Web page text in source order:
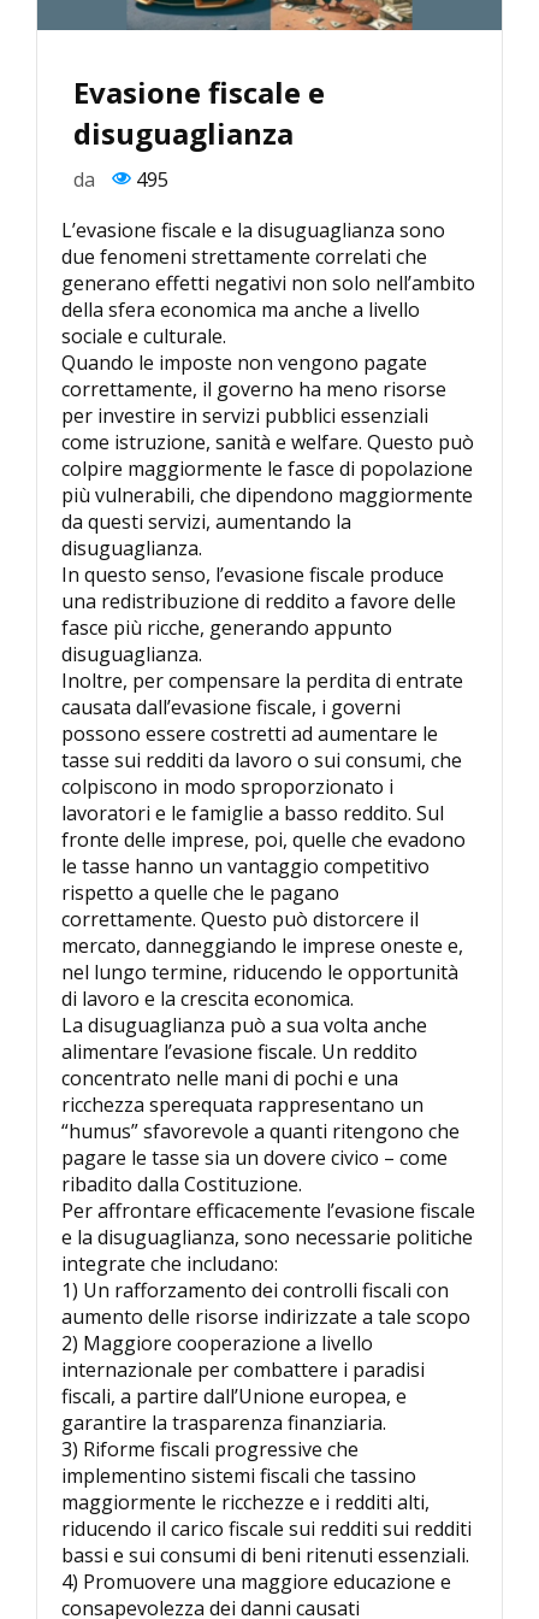
Evasione fiscale e
disuguaglianza
da
495
L’evasione fiscale e la disuguaglianza sono
due fenomeni strettamente correlati che
generano effetti negativi non solo nell’ambito
della sfera economica ma anche a livello
sociale e culturale.
Quando le imposte non vengono pagate
correttamente, il governo ha meno risorse
per investire in servizi pubblici essenziali
come istruzione, sanità e welfare. Questo può
colpire maggiormente le fasce di popolazione
più vulnerabili, che dipendono maggiormente
da questi servizi, aumentando la
disuguaglianza.
In questo senso, l’evasione fiscale produce
una redistribuzione di reddito a favore delle
fasce più ricche, generando appunto
disuguaglianza.
Inoltre, per compensare la perdita di entrate
causata dall’evasione fiscale, i governi
possono essere costretti ad aumentare le
tasse sui redditi da lavoro o sui consumi, che
colpiscono in modo sproporzionato i
lavoratori e le famiglie a basso reddito. Sul
fronte delle imprese, poi, quelle che evadono
le tasse hanno un vantaggio competitivo
rispetto a quelle che le pagano
correttamente. Questo può distorcere il
mercato, danneggiando le imprese oneste e,
nel lungo termine, riducendo le opportunità
di lavoro e la crescita economica.
La disuguaglianza può a sua volta anche
alimentare l’evasione fiscale. Un reddito
concentrato nelle mani di pochi e una
ricchezza sperequata rappresentano un
“humus” sfavorevole a quanti ritengono che
pagare le tasse sia un dovere civico – come
ribadito dalla Costituzione.
Per affrontare efficacemente l’evasione fiscale
e la disuguaglianza, sono necessarie politiche
integrate che includano:
1) Un rafforzamento dei controlli fiscali con
aumento delle risorse indirizzate a tale scopo
2) Maggiore cooperazione a livello
internazionale per combattere i paradisi
fiscali, a partire dall’Unione europea, e
garantire la trasparenza finanziaria.
3) Riforme fiscali progressive che
implementino sistemi fiscali che tassino
maggiormente le ricchezze e i redditi alti,
riducendo il carico fiscale sui redditi sui redditi
bassi e sui consumi di beni ritenuti essenziali.
4) Promuovere una maggiore educazione e
consapevolezza dei danni causati